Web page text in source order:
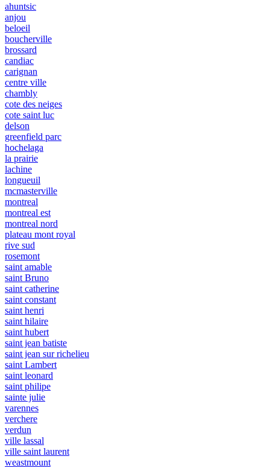
ahuntsic
anjou
beloeil
boucherville
brossard
candiac
carignan
centre ville
chambly
cote des neiges
cote saint luc
delson
greenfield parc
hochelaga
la prairie
lachine
longueuil
mcmasterville
montreal
montreal est
montreal nord
plateau mont royal
rive sud
rosemont
saint amable
saint Bruno
saint catherine
saint constant
saint henri
saint hilaire
saint hubert
saint jean batiste
saint jean sur richelieu
saint Lambert
saint leonard
saint philipe
sainte julie
varennes
verchere
verdun
ville lassal
ville saint laurent
weastmount